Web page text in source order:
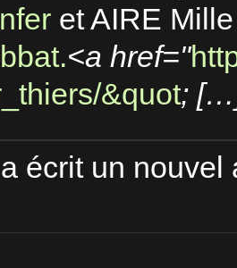
et AIRE
<a href="
&quot;
a écrit un